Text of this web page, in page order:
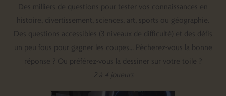
Des milliers de questions pour tester vos connaissances en
histoire, divertissement, sciences, art, sports ou géographie.
Des questions accessibles (3 niveaux de difficulté) et des défis
un peu fous pour gagner les coupes... Pêcherez-vous la bonne
réponse ? Ou préférez-vous la dessiner sur votre toile ?
2 à 4 joueurs